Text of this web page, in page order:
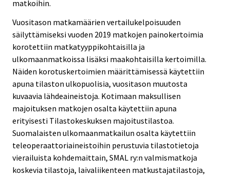
matkoihin.
Vuositason matkamäärien vertailukelpoisuuden
säilyttämiseksi vuoden 2019 matkojen painokertoimia
korotettiin matkatyyppikohtaisilla ja
ulkomaanmatkoissa lisäksi maakohtaisilla kertoimilla.
Näiden korotuskertoimien määrittämisessä käytettiin
apuna tilaston ulkopuolisia, vuositason muutosta
kuvaavia lähdeaineistoja. Kotimaan maksullisen
majoituksen matkojen osalta käytettiin apuna
erityisesti Tilastokeskuksen majoitustilastoa.
Suomalaisten ulkomaanmatkailun osalta käytettiin
teleoperaattoriaineistoihin perustuvia tilastotietoja
vierailuista kohdemaittain, SMAL ry:n valmismatkoja
koskevia tilastoja, laivaliikenteen matkustajatilastoja,